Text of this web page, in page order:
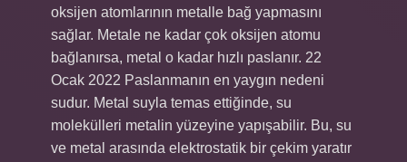
oksijen atomlarının metalle bağ yapmasını
sağlar. Metale ne kadar çok oksijen atomu
bağlanırsa, metal o kadar hızlı paslanır. 22
Ocak 2022 Paslanmanın en yaygın nedeni
sudur. Metal suyla temas ettiğinde, su
molekülleri metalin yüzeyine yapışabilir. Bu, su
ve metal arasında elektrostatik bir çekim yaratır